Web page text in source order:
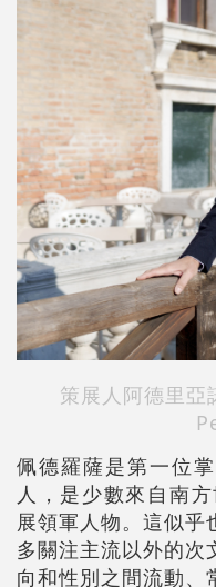
策展人阿德里
佩德羅薩是第一位
人，是少數來自南
展領軍人物。這似乎
多關注主流以外的次
向和性別之間流動、